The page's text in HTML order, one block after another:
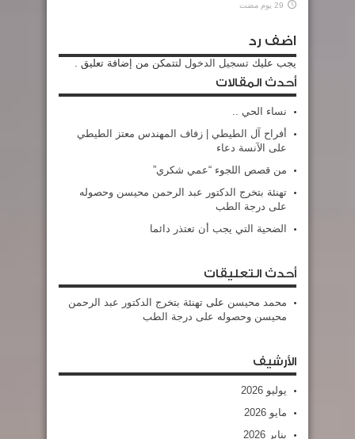
29 يوم مضت
اضف رد
يجب عليك تسجيل الدخول لتتمكن من إضافة تعليق .
أحدث المقالات
نساء الحي ..
أفراح آل الطيطي | زفاف المهندس معتز الطيطي
على الآنسة دعاء
من قصص اللجوء “عمي شكري”
تهنئة بتخرج الدكتور عبد الرحمن محيسن وحصوله
على درجة الطب
الضحية التي يجب أن تعتذر دائما
أحدث التعليقات
محمد محيسن على تهنئة بتخرج الدكتور عبد الرحمن
محيسن وحصوله على درجة الطب
الأرشيف
يوليو 2026
مايو 2026
يناير 2026